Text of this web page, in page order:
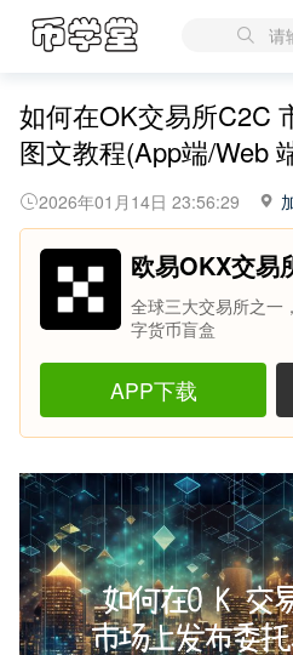
请
如何在OK交易所C2C
图文教程(App端/Web
2026年01月14日 23:56:29
欧易OKX交易
全球三大交易所之一
字货币盲盒
APP下载